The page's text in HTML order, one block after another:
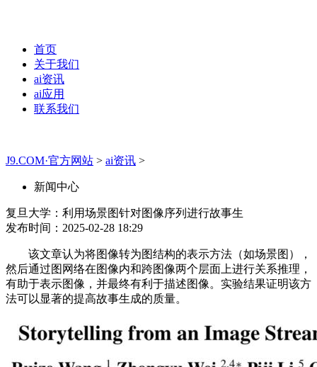
首页
关于我们
ai资讯
ai应用
联系我们
J9.COM·官方网站 > ai资讯 >
新闻中心
复旦大学：利用场景图针对图像序列进行故事生
发布时间：2025-02-28 18:29
该文章认为将图像转为图结构的表示方法（如场景图），
然后通过图网络在图像内和跨图像两个层面上进行关系推理，
有助于表示图像，并最终有利于描述图像。实验结果证明该方
法可以显著的提高故事生成的质量。